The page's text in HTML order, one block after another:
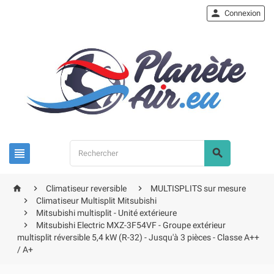
 
 Connexion
  Climatiseur reversible 
MULTISPLITS sur mesure

Climatiseur Multisplit Mitsubishi

Mitsubishi multisplit - Unité extérieure

Mitsubishi Electric MXZ-3F54VF - Groupe extérieur
multisplit réversible 5,4 kW (R-32) - Jusqu'à 3 pièces - Classe A++
/ A+